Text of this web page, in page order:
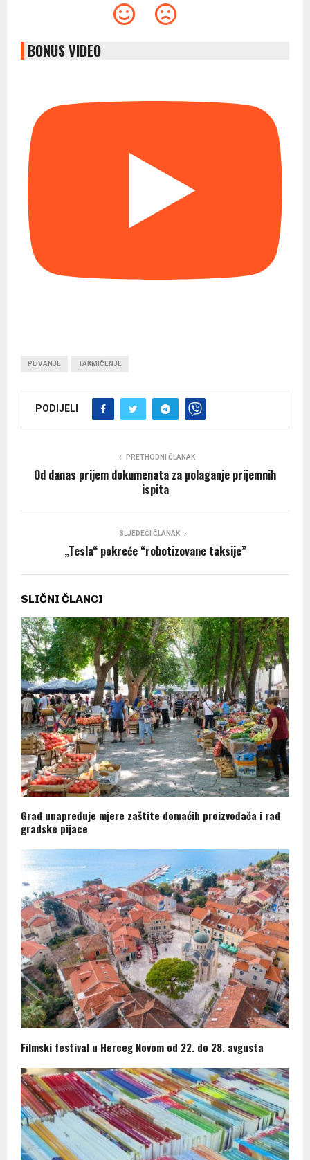
BONUS VIDEO
PLIVANJE TAKMIČENJE
PODIJELI
PRETHODNI ČLANAK
Od danas prijem dokumenata za polaganje prijemnih
ispita
SLJEDEĆI ČLANAK
„Tesla“ pokreće “robotizovane taksije”
SLIČNI ČLANCI
Grad unapređuje mjere zaštite domaćih proizvođača i rad
gradske pijace
Filmski festival u Herceg Novom od 22. do 28. avgusta